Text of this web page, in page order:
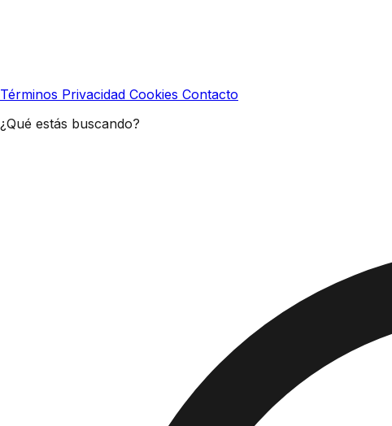
Términos Privacidad Cookies Contacto
¿Qué estás buscando?